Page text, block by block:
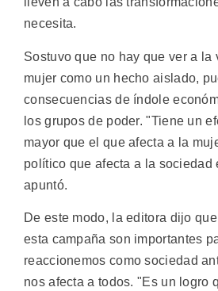
necesita.
Sostuvo que no hay que ver a la
mujer como un hecho aislado,
consecuencias de índole
los grupos de poder. "Tiene un
mayor que el que afecta a la
político que afecta a la sociedad
apuntó.
De este modo, la editora dijo
esta campaña son importantes
reaccionemos como sociedad
nos afecta a todos. "Es un logro